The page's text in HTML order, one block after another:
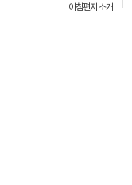
아침편지 소개